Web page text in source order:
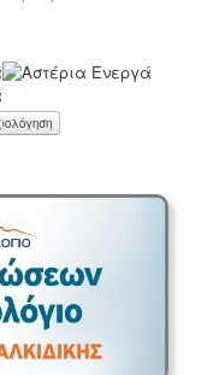
παλιών
- σχεδιων
και έκδοσης
υπηρεσία.